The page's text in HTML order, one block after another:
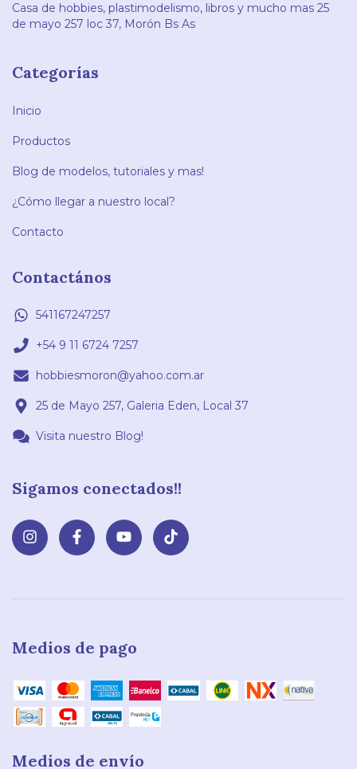
Casa de hobbies, plastimodelismo, libros y mucho mas 25
de mayo 257 loc 37, Morón Bs As
Categorías
Inicio
Productos
Blog de modelos, tutoriales y mas!
¿Cómo llegar a nuestro local?
Contacto
Contactános
541167247257
+54 9 11 6724 7257
hobbiesmoron@yahoo.com.ar
25 de Mayo 257, Galeria Eden, Local 37
Visita nuestro Blog!
Sigamos conectados!!
Medios de pago
Medios de envío